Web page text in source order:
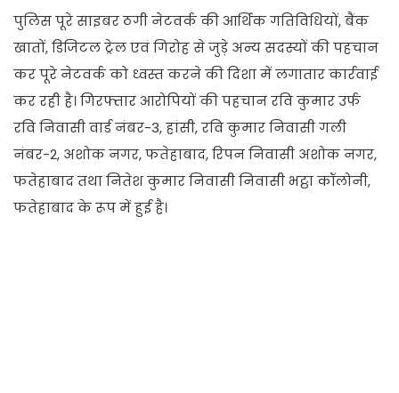
पुलिस पूरे साइबर ठगी नेटवर्क की आर्थिक गतिविधियों, बैंक
खातों, डिजिटल ट्रेल एवं गिरोह से जुड़े अन्य सदस्यों की पहचान
कर पूरे नेटवर्क को ध्वस्त करने की दिशा में लगातार कार्रवाई
कर रही है। गिरफ्तार आरोपियों की पहचान रवि कुमार उर्फ
रवि निवासी वार्ड नंबर-3, हांसी, रवि कुमार निवासी गली
नंबर-2, अशोक नगर, फतेहाबाद, रिपन निवासी अशोक नगर,
फतेहाबाद तथा नितेश कुमार निवासी निवासी भट्ठा कॉलोनी,
फतेहाबाद के रूप में हुई है।